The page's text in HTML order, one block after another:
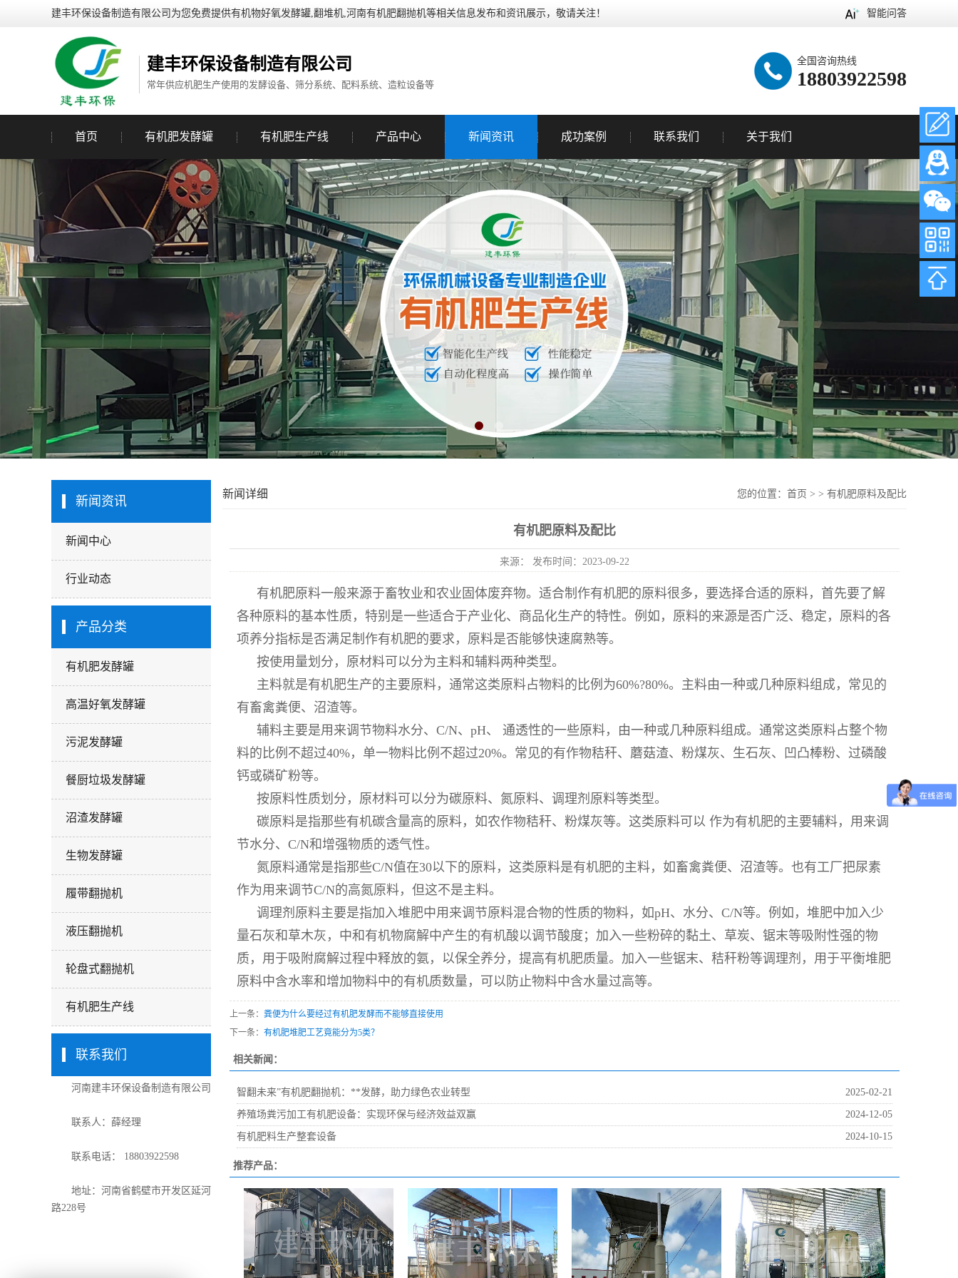
建丰环保设备制造有限公司为您免费提供有机物好氧发酵罐,翻堆机,河南有机肥翻抛机等相关信息发布和资讯展示，敬请关注！ 智能问答
建丰环保设备制造有限公司
常年供应机肥生产使用的发酵设备、筛分系统、配料系统、造粒设备等
全国咨询热线
18803922598
首页 有机肥发酵罐 有机肥生产线 产品中心 新闻资讯 成功案例 联系我们 关于我们
新闻资讯
新闻中心
行业动态
产品分类
有机肥发酵罐
高温好氧发酵罐
污泥发酵罐
餐厨垃圾发酵罐
沼渣发酵罐
生物发酵罐
履带翻抛机
液压翻抛机
轮盘式翻抛机
有机肥生产线
联系我们
河南建丰环保设备制造有限公司
联系人：薛经理
联系电话： 18803922598
地址：河南省鹤壁市开发区延河
路228号
新闻详细 您的位置： 首页 > > 有机肥原料及配比
有机肥原料及配比
来源： 发布时间：2023-09-22
有机肥原料一般来源于畜牧业和农业固体废弃物。适合制作有机肥的原料很多，要选择合适的原料，首先要了解
各种原料的基本性质，特别是一些适合于产业化、商品化生产的特性。例如，原料的来源是否广泛、稳定，原料的各
项养分指标是否满足制作有机肥的要求，原料是否能够快速腐熟等。
按使用量划分，原材料可以分为主料和辅料两种类型。
主料就是有机肥生产的主要原料，通常这类原料占物料的比例为60%?80%。主料由一种或几种原料组成，常见的
有畜禽粪便、沼渣等。
辅料主要是用来调节物料水分、C/N、pH、 通透性的一些原料，由一种或几种原料组成。通常这类原料占整个物
料的比例不超过40%，单一物料比例不超过20%。常见的有作物秸秆、蘑菇渣、粉煤灰、生石灰、凹凸棒粉、过磷酸
钙或磷矿粉等。
按原料性质划分，原材料可以分为碳原料、氮原料、调理剂原料等类型。
碳原料是指那些有机碳含量高的原料，如农作物秸秆、粉煤灰等。这类原料可以 作为有机肥的主要辅料，用来调
节水分、C/N和增强物质的透气性。
氮原料通常是指那些C/N值在30以下的原料，这类原料是有机肥的主料，如畜禽粪便、沼渣等。也有工厂把尿素
作为用来调节C/N的高氮原料，但这不是主料。
调理剂原料主要是指加入堆肥中用来调节原料混合物的性质的物料，如pH、水分、C/N等。例如，堆肥中加入少
量石灰和草木灰，中和有机物腐解中产生的有机酸以调节酸度；加入一些粉碎的黏土、草炭、锯末等吸附性强的物
质，用于吸附腐解过程中释放的氨，以保全养分，提高有机肥质量。加入一些锯末、秸秆粉等调理剂，用于平衡堆肥
原料中含水率和增加物料中的有机质数量，可以防止物料中含水量过高等。
上一条： 粪便为什么要经过有机肥发酵而不能够直接使用
下一条： 有机肥堆肥工艺竟能分为5类？
相关新闻：
智翻未来”有机肥翻抛机：**发酵，助力绿色农业转型 2025-02-21
养殖场粪污加工有机肥设备：实现环保与经济效益双赢 2024-12-05
有机肥料生产整套设备 2024-10-15
推荐产品：